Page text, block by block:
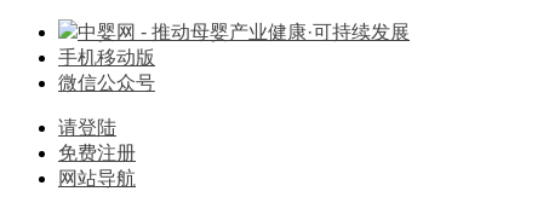
中婴网 - 推动母婴产业健康·可持续发展
手机移动版
微信公众号
请登陆
免费注册
网站导航